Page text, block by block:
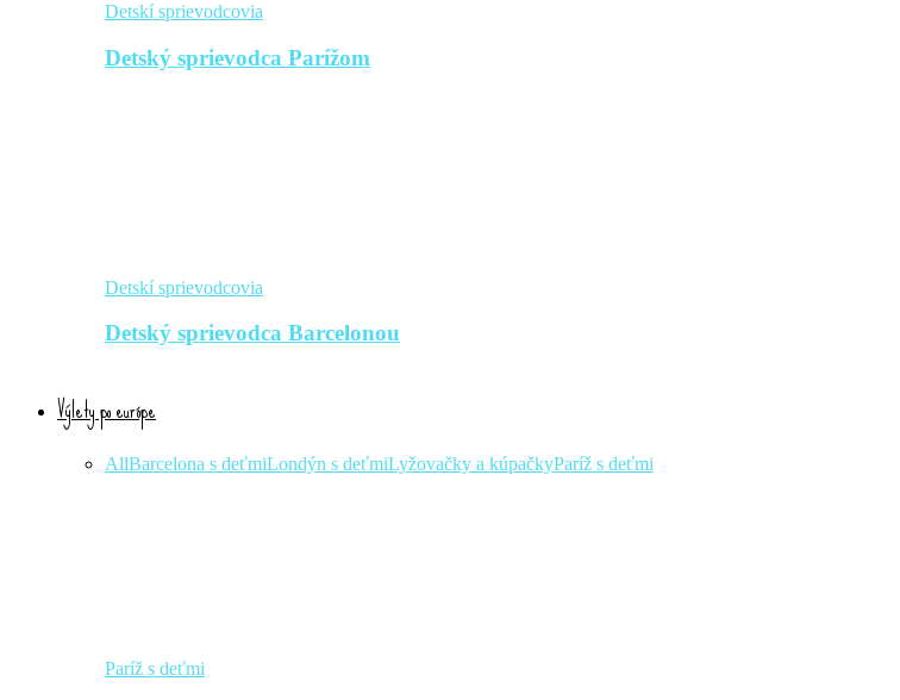
Detskí sprievodcovia
Detský sprievodca Parížom
Detskí sprievodcovia
Detský sprievodca Barcelonou
Výlety po európe
AllBarcelona s deťmiLondýn s deťmiLyžovačky a kúpačkyParíž s deťmi
Paríž s deťmi